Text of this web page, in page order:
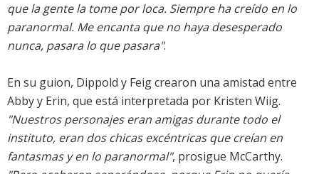
que la gente la tome por loca. Siempre ha creído en lo
paranormal. Me encanta que no haya desesperado
nunca, pasara lo que pasara".
En su guion, Dippold y Feig crearon una amistad entre
Abby y Erin, que está interpretada por Kristen Wiig.
"Nuestros personajes eran amigas durante todo el
instituto, eran dos chicas excéntricas que creían en
fantasmas y en lo paranormal", prosigue McCarthy.